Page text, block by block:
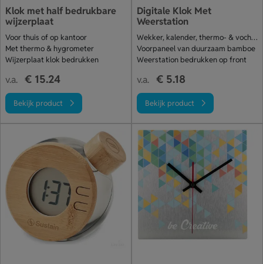
Klok met half bedrukbare
wijzerplaat
Voor thuis of op kantoor
Met thermo & hygrometer
Wijzerplaat klok bedrukken
v.a. € 15.24
Bekijk product
Digitale Klok Met
Weerstation
Wekker, kalender, thermo- & vochtmeter
Voorpaneel van duurzaam bamboe
Weerstation bedrukken op front
v.a. € 5.18
Bekijk product